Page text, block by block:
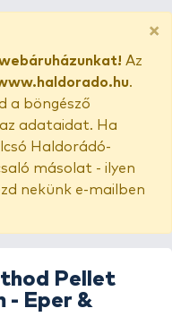
×
Az
.
a böngésző
adataidat. Ha
Haldorádó-
másolat - ilyen
nekünk e-mailben
Pellet
- Eper &